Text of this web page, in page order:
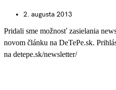
2. augusta 2013
Pridali sme možnosť zasielania
novom článku na DeTePe.sk.
na detepe.sk/newsletter/